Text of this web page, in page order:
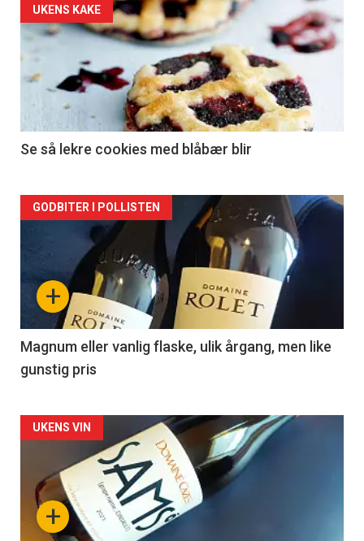
Forsiden
akkurat
nå
2
UKENS KAKE
Se så lekre cookies med blåbær blir
Forsiden
akkurat
nå
3
+
GODBITER I POLLISTEN
Magnum eller vanlig flaske, ulik årgang, men like
gunstig pris
Forsiden
akkurat
nå+
UKENS VIN